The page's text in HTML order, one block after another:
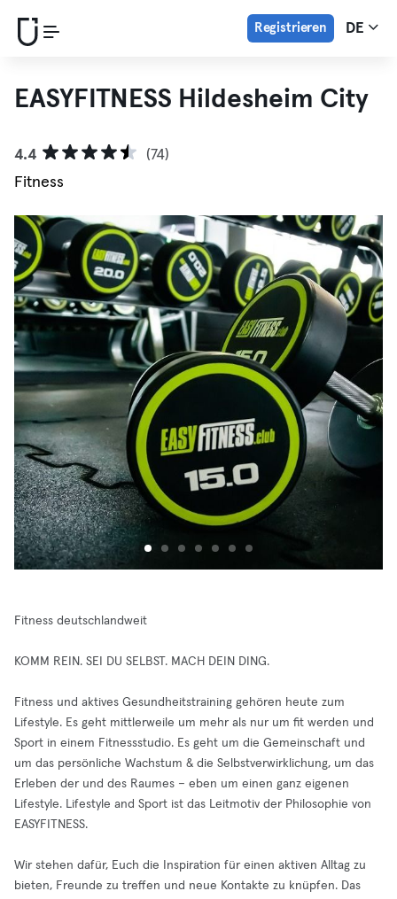
Registrieren DE
EASYFITNESS Hildesheim City
4.4
(74)
Fitness
Fitness deutschlandweit
KOMM REIN. SEI DU SELBST. MACH DEIN DING.
Fitness und aktives Gesundheitstraining gehören heute zum
Lifestyle. Es geht mittlerweile um mehr als nur um fit werden und
Sport in einem Fitnessstudio. Es geht um die Gemeinschaft und
um das persönliche Wachstum & die Selbstverwirklichung, um das
Erleben der und des Raumes – eben um einen ganz eigenen
Lifestyle. Lifestyle and Sport ist das Leitmotiv der Philosophie von
EASYFITNESS.
Wir stehen dafür, Euch die Inspiration für einen aktiven Alltag zu
bieten, Freunde zu treffen und neue Kontakte zu knüpfen. Das